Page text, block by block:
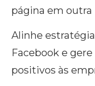
página em outra
Alinhe
Facebook e
positivos às